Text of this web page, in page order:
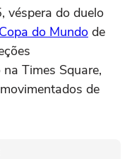
véspera do duelo
Copa do Mundo de
Times Square,
de